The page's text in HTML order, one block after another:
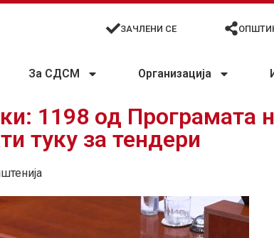
ЗАЧЛЕНИ СЕ
За СДСМ Организација
1198 од Програмата
туку за тендери